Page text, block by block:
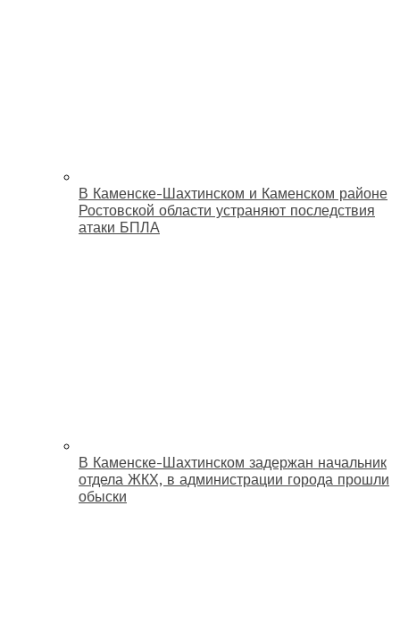
В Каменске-Шахтинском и Каменском районе
Ростовской области устраняют последствия
атаки БПЛА
В Каменске-Шахтинском задержан начальник
отдела ЖКХ, в администрации города прошли
обыски